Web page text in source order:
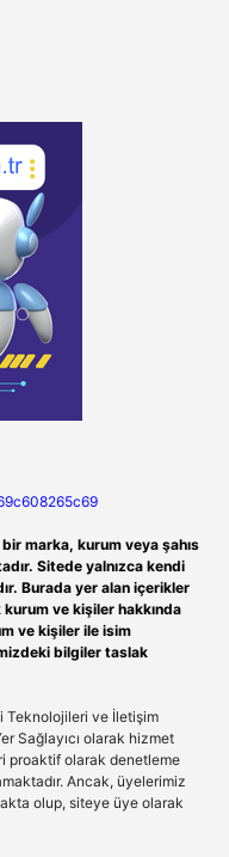
marka, kurum veya şahıs
Sitede yalnızca kendi
Burada yer alan içerikler
ve kişiler hakkında
ve kişiler ile isim
bilgiler taslak
Teknolojileri ve İletişim
Sağlayıcı olarak hizmet
proaktif olarak denetleme
Ancak, üyelerimiz
olup, siteye üye olarak